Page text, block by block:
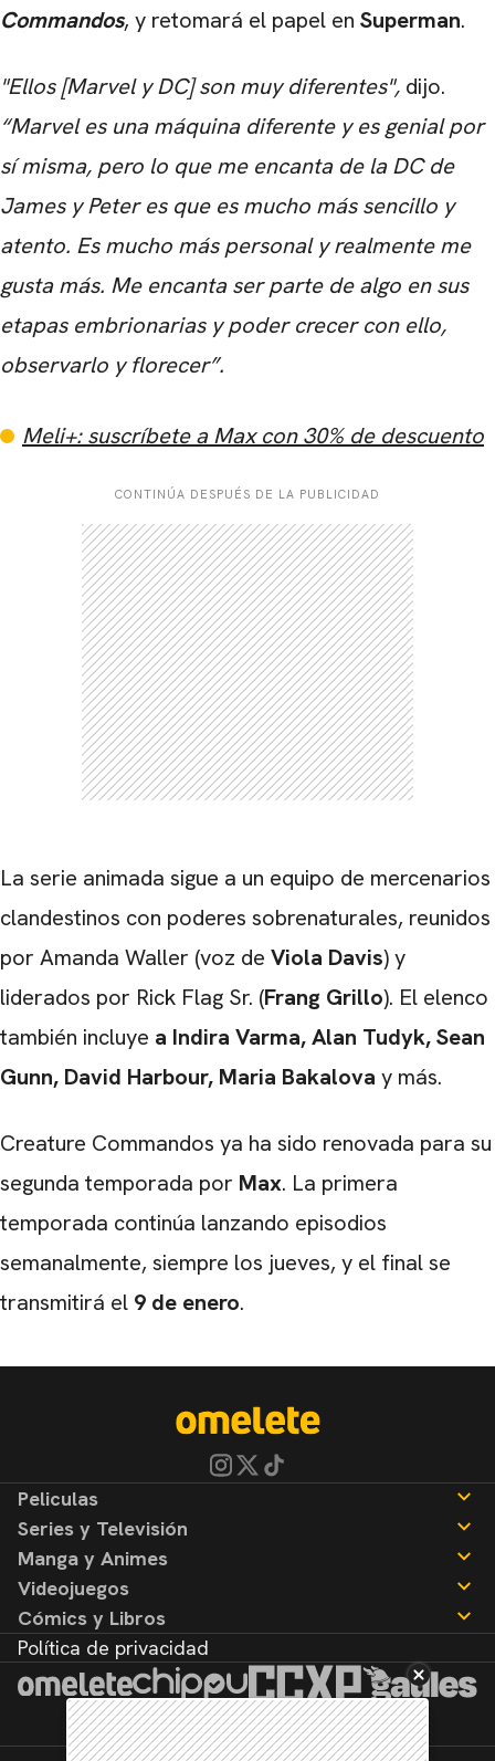
Commandos, y retomará el papel en Superman.
"Ellos [Marvel y DC] son ​​muy diferentes", dijo.
“Marvel es una máquina diferente y es genial por
sí misma, pero lo que me encanta de la DC de
James y Peter es que es mucho más sencillo y
atento. Es mucho más personal y realmente me
gusta más. Me encanta ser parte de algo en sus
etapas embrionarias y poder crecer con ello,
observarlo y florecer”.
Meli+: suscríbete a Max con 30% de descuento
CONTINÚA DESPUÉS DE LA PUBLICIDAD
La serie animada sigue a un equipo de mercenarios
clandestinos con poderes sobrenaturales, reunidos
por Amanda Waller (voz de Viola Davis) y
liderados por Rick Flag Sr. (Frang Grillo). El elenco
también incluye a Indira Varma, Alan Tudyk, Sean
Gunn, David Harbour, Maria Bakalova y más.
Creature Commandos ya ha sido renovada para su
segunda temporada por Max. La primera
temporada continúa lanzando episodios
semanalmente, siempre los jueves, y el final se
transmitirá el 9 de enero.
Peliculas
Noticias
Reseñas
Series y Televisión
Noticias
Reseñas
Manga y Animes
Noticias
Reseñas
Videojuegos
Noticias
Reseñas
Cómics y Libros
Noticias
Reseñas
Política de privacidad